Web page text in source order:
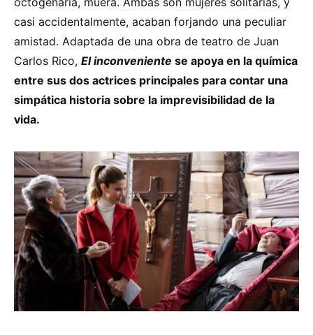
casi accidentalmente, acaban forjando una peculiar
amistad. Adaptada de una obra de teatro de Juan
Carlos Rico, El inconveniente se apoya en la química
entre sus dos actrices principales para contar una
simpática historia sobre la imprevisibilidad de la
vida.